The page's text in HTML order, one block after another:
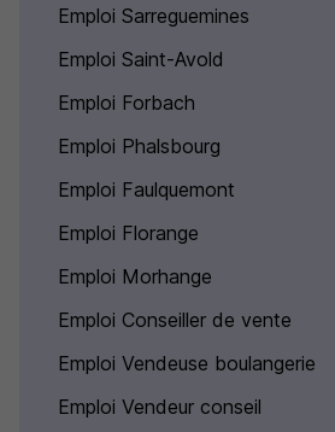
Emploi Sarreguemines
Emploi Saint-Avold
Emploi Forbach
Emploi Phalsbourg
Emploi Faulquemont
Emploi Florange
Emploi Morhange
Emploi Conseiller de vente
Emploi Vendeuse boulangerie
Emploi Vendeur conseil